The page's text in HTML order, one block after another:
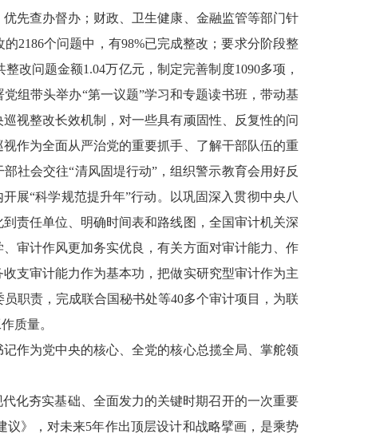
先查办督办；财政、卫生健康、金融监管等部门针
2186个问题中，有98%已完成整改；要求分阶段整
改问题金额1.04万亿元，制定完善制度1090多项，
组带头举办“第一议题”学习和专题读书班，带动基
视整改长效机制，对一些具有顽固性、反复性的问
作为全面从严治党的重要抓手、了解干部队伍的重
社会交往“清风固堤行动”，组织警示教育会用好反
展“科学规范提升年”行动。以巩固深入贯彻中央八
责任单位、明确时间表和路线图，全国审计机关深
审计作风更加务实优良，有关方面对审计能力、作
支审计能力作为基本功，把做实研究型审计作为主
职责，完成联合国秘书处等40多个审计项目，为联
质量。
作为党中央的核心、全党的核心总揽全局、掌舵领
化夯实基础、全面发力的关键时期召开的一次重要
》，对未来5年作出顶层设计和战略擘画，是乘势